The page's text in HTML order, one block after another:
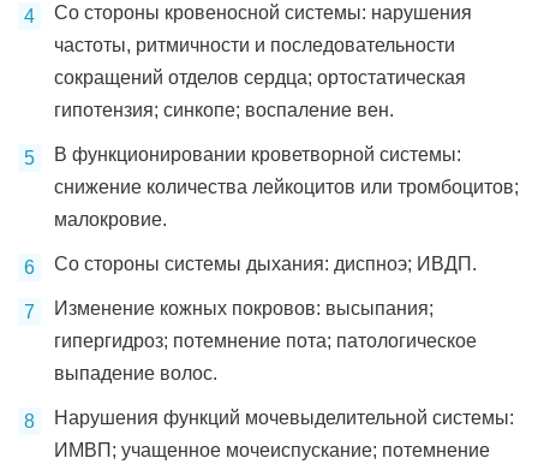
Со стороны кровеносной системы: нарушения
частоты, ритмичности и последовательности
сокращений отделов сердца; ортостатическая
гипотензия; синкопе; воспаление вен.
В функционировании кроветворной системы:
снижение количества лейкоцитов или тромбоцитов;
малокровие.
Со стороны системы дыхания: диспноэ; ИВДП.
Изменение кожных покровов: высыпания;
гипергидроз; потемнение пота; патологическое
выпадение волос.
Нарушения функций мочевыделительной системы:
ИМВП; учащенное мочеиспускание; потемнение